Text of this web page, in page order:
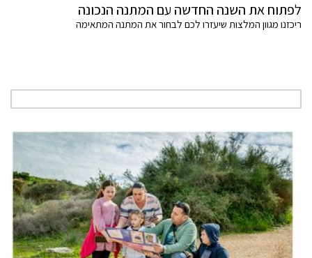
לפתוח את השנה החדשה עם המתנה הנכונה
ריכזנו מגוון המלצות שיעזרו לכם לבחור את המתנה המתאימה